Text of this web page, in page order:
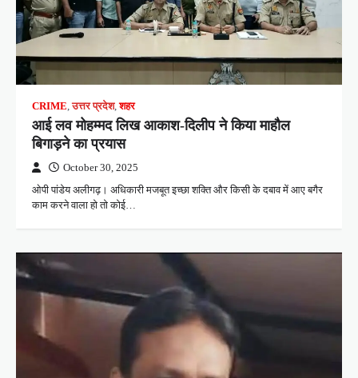
CRIME ,उत्तर प्रदेश,शहर
आई लव मोहम्मद लिख आकाश-दिलीप ने किया माहौल
बिगाड़ने का प्रयास
October 30, 2025
ओपी पांडेय अलीगढ़। अधिकारी मजबूत इच्छा शक्ति और किसी के दबाव में आए बगैर
काम करने वाला हो तो कोई…